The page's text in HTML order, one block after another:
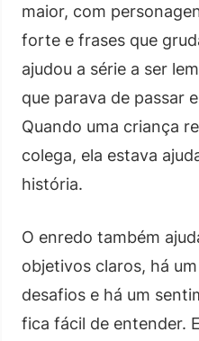
maior, com
forte e frases que
ajudou a série a ser
que parava de passar
Quando uma criança
colega, ela estava
história.
O enredo também
objetivos claros, há
desafios e há um
fica fácil de entender.